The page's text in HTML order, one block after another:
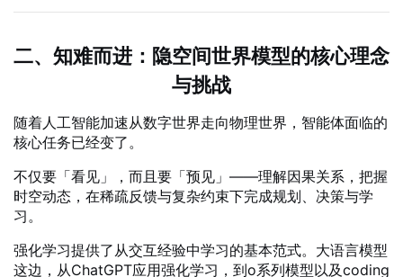
二、知难而进：隐空间世界模型的核心理念
与挑战
随着人工智能加速从数字世界走向物理世界，智能体面临的
核心任务已经变了。
不仅要「看见」，而且要「预见」——理解因果关系，把握
时空动态，在稀疏反馈与复杂约束下完成规划、决策与学
习。
强化学习提供了从交互经验中学习的基本范式。大语言模型
这边，从ChatGPT应用强化学习，到o系列模型以及coding